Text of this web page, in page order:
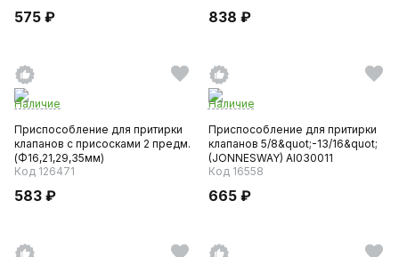
575 ₽ 838 ₽
Наличие
Приспособление для притирки
клапанов с присосками 2 предм.
(Ф16,21,29,35мм)
Код 126471
583 ₽
Наличие
Приспособление для притирки
клапанов 5/8&quot;-13/16&quot;
(JONNESWAY) AI030011
Код 16558
665 ₽